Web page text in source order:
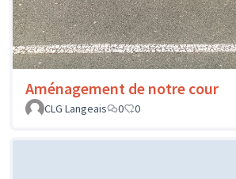
Aménagement de notre cour
CLG Langeais
0 0